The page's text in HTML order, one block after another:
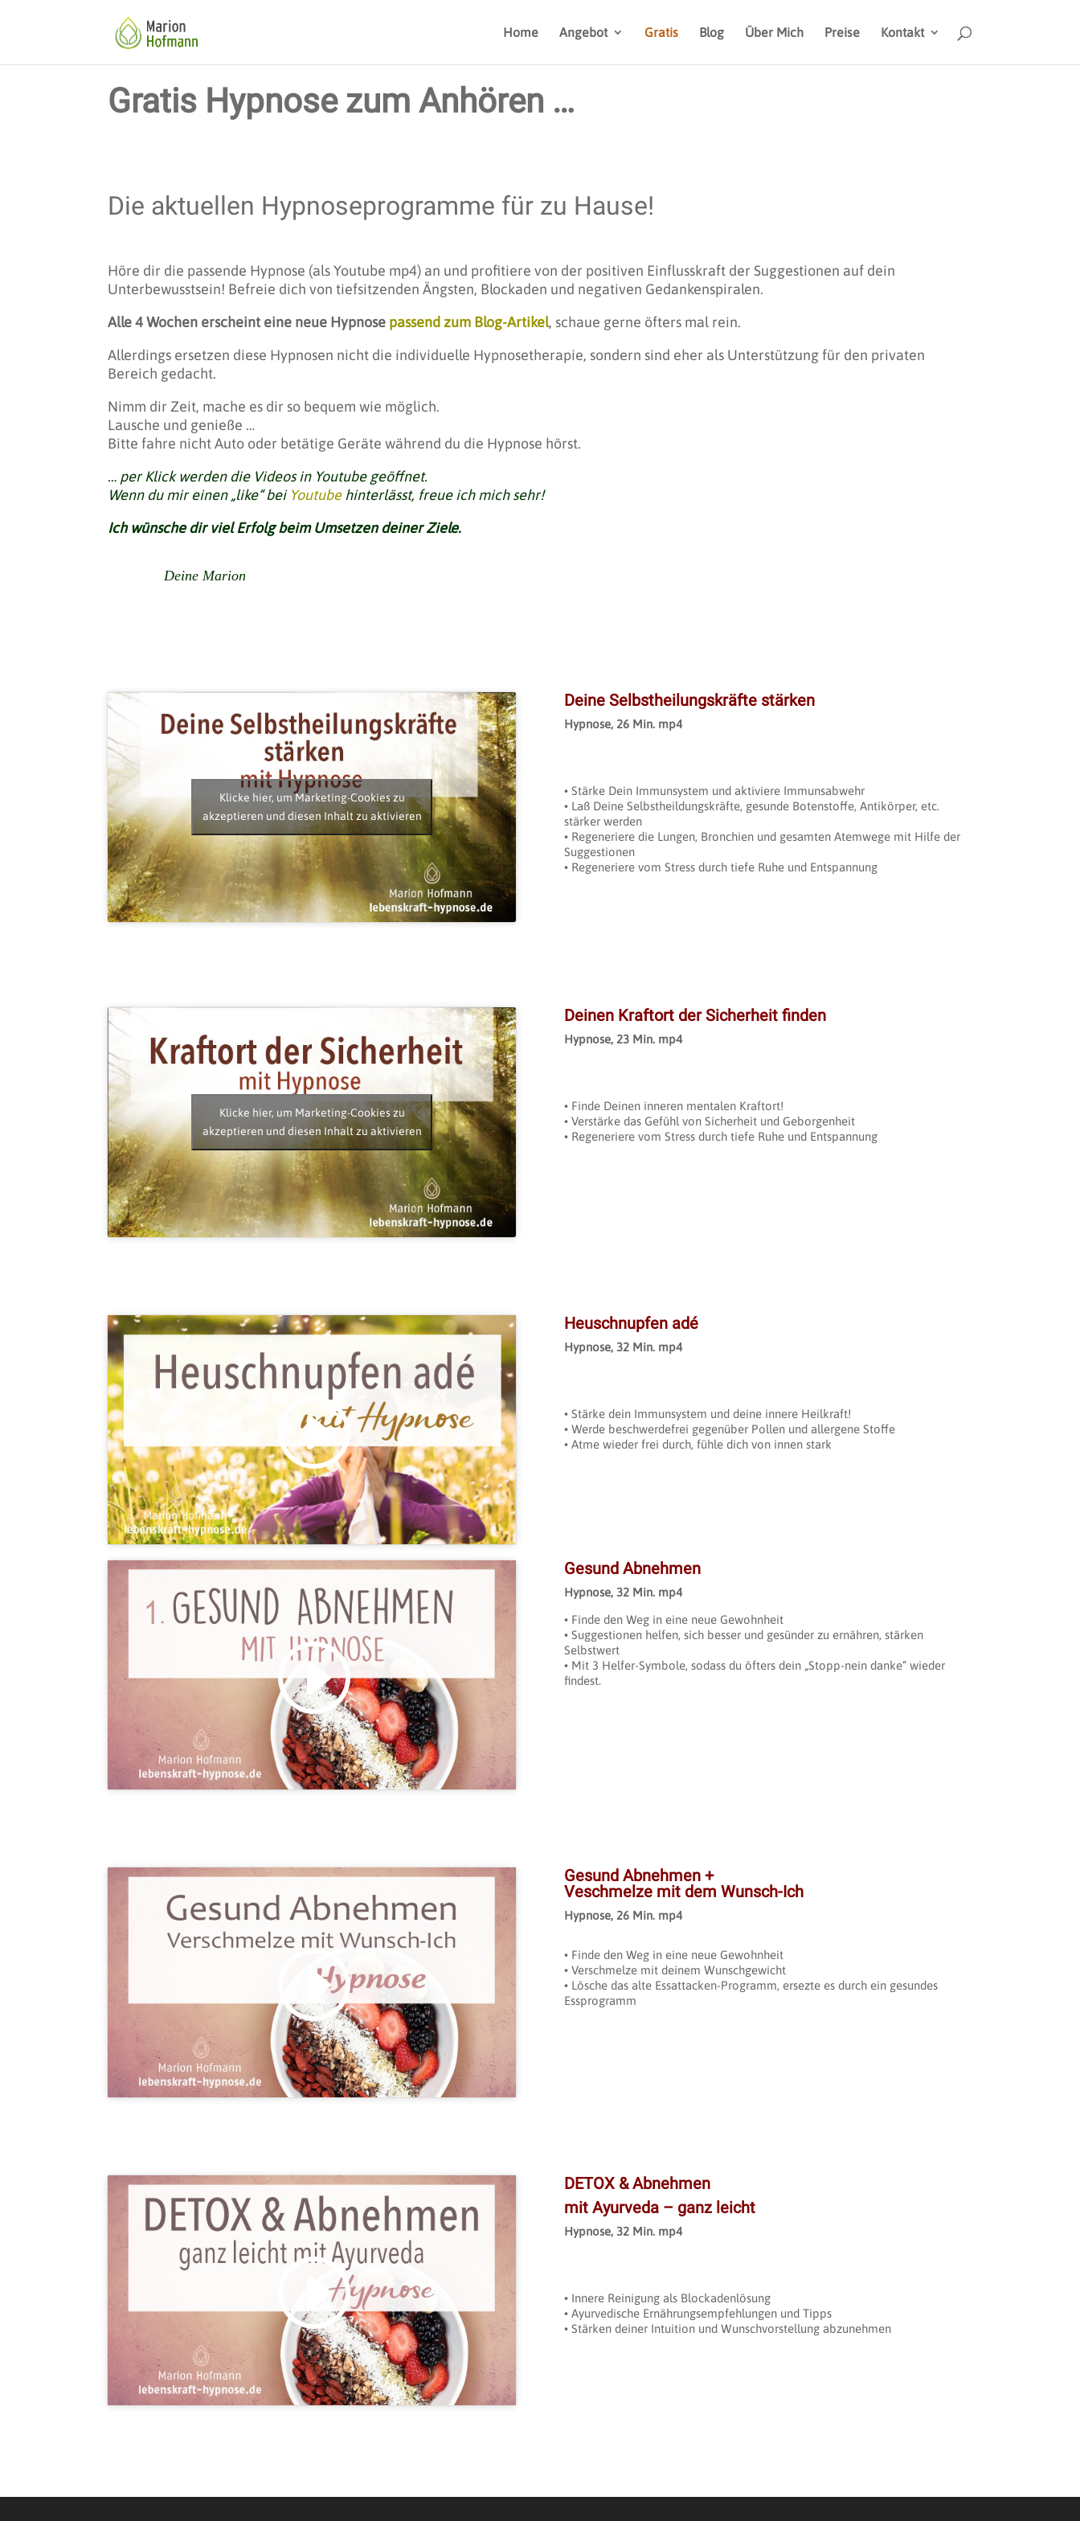
Home Angebot Gratis Blog Über Mich Preise Kontakt
Gratis Hypnose zum Anhören …
Die aktuellen Hypnoseprogramme für zu Hause!
Höre dir die passende Hypnose (als Youtube mp4) an und profitiere von der positiven Einflusskraft der Suggestionen auf dein
Unterbewusstsein! Befreie dich von tiefsitzenden Ängsten, Blockaden und negativen Gedankenspiralen.
Alle 4 Wochen erscheint eine neue Hypnose passend zum Blog-Artikel, schaue gerne öfters mal rein.
Allerdings ersetzen diese Hypnosen nicht die individuelle Hypnosetherapie, sondern sind eher als Unterstützung für den privaten
Bereich gedacht.
Nimm dir Zeit, mache es dir so bequem wie möglich.
Lausche und genieße …
Bitte fahre nicht Auto oder betätige Geräte während du die Hypnose hörst.
… per Klick werden die Videos in Youtube geöffnet.
Wenn du mir einen „like“ bei Youtubehinterlässt, freue ich mich sehr!
Ich wünsche dir viel Erfolg beim Umsetzen deiner Ziele.
Deine Marion
Klicke hier, um Marketing-Cookies zu
akzeptieren und diesen Inhalt zu aktivieren
Deine Selbstheilungskräfte stärken
Hypnose, 26 Min. mp4
• Stärke Dein Immunsystem und aktiviere Immunsabwehr
• Laß Deine Selbstheildungskräfte, gesunde Botenstoffe, Antikörper, etc.
stärker werden
• Regeneriere die Lungen, Bronchien und gesamten Atemwege mit Hilfe der
Suggestionen
• Regeneriere vom Stress durch tiefe Ruhe und Entspannung
Klicke hier, um Marketing-Cookies zu
akzeptieren und diesen Inhalt zu aktivieren
Deinen Kraftort der Sicherheit finden
Hypnose, 23 Min. mp4
• Finde Deinen inneren mentalen Kraftort!
• Verstärke das Gefühl von Sicherheit und Geborgenheit
• Regeneriere vom Stress durch tiefe Ruhe und Entspannung
Klicke hier, um Marketing-Cookies zu
akzeptieren und diesen Inhalt zu aktivieren
Heuschnupfen adé
Hypnose, 32 Min. mp4
• Stärke dein Immunsystem und deine innere Heilkraft!
• Werde beschwerdefrei gegenüber Pollen und allergene Stoffe
• Atme wieder frei durch, fühle dich von innen stark
Klicke hier, um Marketing-Cookies zu
akzeptieren und diesen Inhalt zu aktivieren
Gesund Abnehmen
Hypnose, 32 Min. mp4
• Finde den Weg in eine neue Gewohnheit
• Suggestionen helfen, sich besser und gesünder zu ernähren, stärken
Selbstwert
• Mit 3 Helfer-Symbole, sodass du öfters dein „Stopp-nein danke“ wieder
findest.
Klicke hier, um Marketing-Cookies zu
akzeptieren und diesen Inhalt zu aktivieren
Gesund Abnehmen +
Veschmelze mit dem Wunsch-Ich
Hypnose, 26 Min. mp4
• Finde den Weg in eine neue Gewohnheit
• Verschmelze mit deinem Wunschgewicht
• Lösche das alte Essattacken-Programm, ersezte es durch ein gesundes
Essprogramm
Klicke hier, um Marketing-Cookies zu
akzeptieren und diesen Inhalt zu aktivieren
DETOX & Abnehmen
mit Ayurveda – ganz leicht
Hypnose, 32 Min. mp4
• Innere Reinigung als Blockadenlösung
• Ayurvedische Ernährungsempfehlungen und Tipps
• Stärken deiner Intuition und Wunschvorstellung abzunehmen